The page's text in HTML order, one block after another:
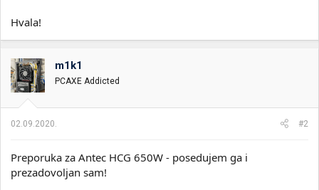
Hvala!
m1k1
PCAXE Addicted
02.09.2020. #2
Preporuka za Antec HCG 650W - posedujem ga i
prezadovoljan sam!